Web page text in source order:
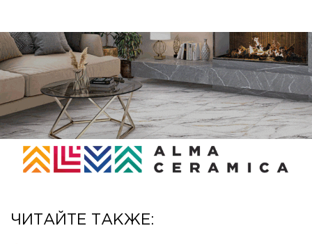
ЧИТАЙТЕ ТАКЖЕ: